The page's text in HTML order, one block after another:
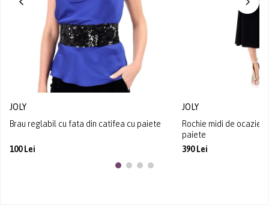
JOLY
Brau reglabil cu fata din catifea cu paiete
100 Lei
JOLY
Rochie midi de ocazie
paiete
390 Lei